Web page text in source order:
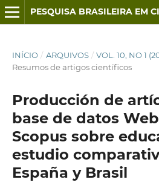
INÍCIO / ARQUIVOS / VOL. 10, NO 1
Resumos de artigos científicos
Producción de
base de datos
Scopus sobre
estudio
España y Brasil